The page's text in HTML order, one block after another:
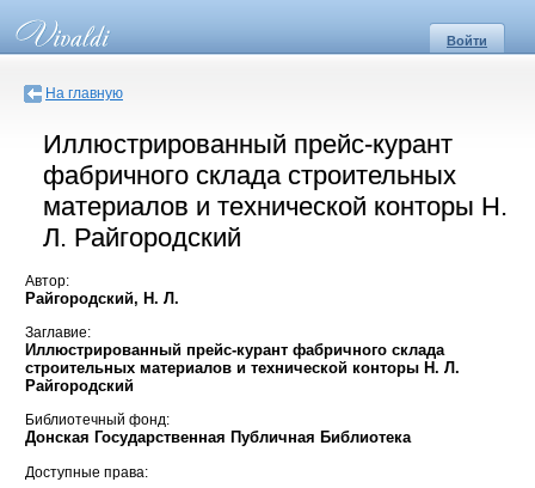
Войти
На главную
Иллюстрированный прейс-курант
фабричного склада строительных
материалов и технической конторы Н.
Л. Райгородский
Автор:
Райгородский, Н. Л.
Заглавие:
Иллюстрированный прейс-курант фабричного склада
строительных материалов и технической конторы Н. Л.
Райгородский
Библиотечный фонд:
Донская Государственная Публичная Библиотека
Доступные права: